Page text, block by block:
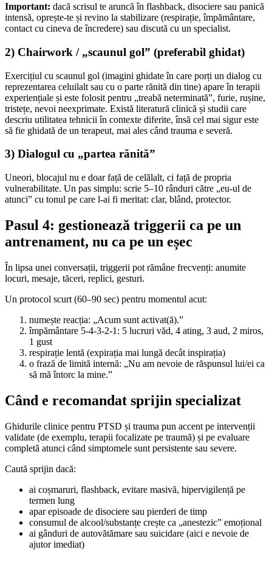
Important: dacă scrisul te aruncă în flashback, disociere sau panică
intensă, oprește-te și revino la stabilizare (respirație, împământare,
contact cu cineva de încredere) sau discută cu un specialist.
2) Chairwork / „scaunul gol” (preferabil ghidat)
Exercițiul cu scaunul gol (imagini ghidate în care porți un dialog cu
reprezentarea celuilalt sau cu o parte rănită din tine) apare în terapii
experiențiale și este folosit pentru „treabă neterminată”, furie, rușine,
tristețe, nevoi neexprimate. Există literatură clinică și studii care
descriu utilitatea tehnicii în contexte diferite, însă cel mai sigur este
să fie ghidată de un terapeut, mai ales când trauma e severă.
3) Dialogul cu „partea rănită”
Uneori, blocajul nu e doar față de celălalt, ci față de propria
vulnerabilitate. Un pas simplu: scrie 5–10 rânduri către „eu-ul de
atunci” cu tonul pe care l-ai fi meritat: clar, blând, protector.
Pasul 4: gestionează triggerii ca pe un
antrenament, nu ca pe un eșec
În lipsa unei conversații, triggerii pot rămâne frecvenți: anumite
locuri, mesaje, tăceri, replici, gesturi.
Un protocol scurt (60–90 sec) pentru momentul acut:
numește reacția: „Acum sunt activat(ă).”
împământare 5-4-3-2-1: 5 lucruri văd, 4 ating, 3 aud, 2 miros,
1 gust
respirație lentă (expirația mai lungă decât inspirația)
o frază de limită internă: „Nu am nevoie de răspunsul lui/ei ca
să mă întorc la mine.”
Când e recomandat sprijin specializat
Ghidurile clinice pentru PTSD și trauma pun accent pe intervenții
validate (de exemplu, terapii focalizate pe traumă) și pe evaluare
completă atunci când simptomele sunt persistente sau severe.
Caută sprijin dacă:
ai coșmaruri, flashback, evitare masivă, hipervigilență pe
termen lung
apar episoade de disociere sau pierderi de timp
consumul de alcool/substanțe crește ca „anestezic” emoțional
ai gânduri de autovătămare sau suicidare (aici e nevoie de
ajutor imediat)